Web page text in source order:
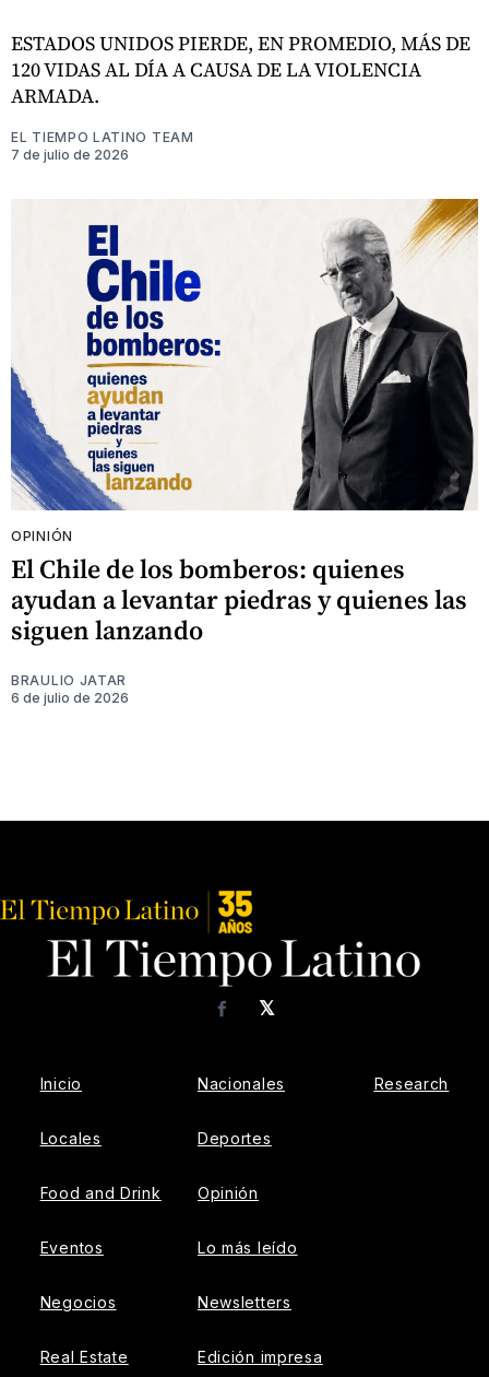
ESTADOS UNIDOS PIERDE, EN PROMEDIO, MÁS DE
120 VIDAS AL DÍA A CAUSA DE LA VIOLENCIA
ARMADA.
EL TIEMPO LATINO TEAM
7 de julio de 2026
OPINIÓN
El Chile de los bomberos: quienes
ayudan a levantar piedras y quienes las
siguen lanzando
BRAULIO JATAR
6 de julio de 2026
𝕏
Facebook
Inicio
Locales
Food and Drink
Eventos
Negocios
Real Estate
Nacionales
Deportes
Opinión
Lo más leído
Newsletters
Edición impresa
Research